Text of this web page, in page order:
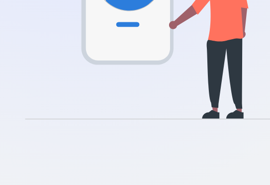
.bz